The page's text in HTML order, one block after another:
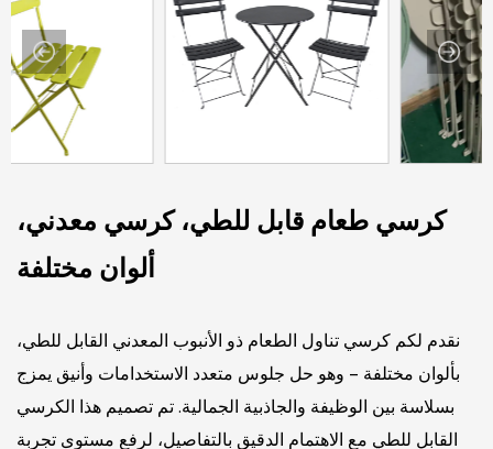
كرسي طعام قابل للطي، كرسي معدني،
ألوان مختلفة
نقدم لكم كرسي تناول الطعام ذو الأنبوب المعدني القابل للطي،
بألوان مختلفة - وهو حل جلوس متعدد الاستخدامات وأنيق يمزج
بسلاسة بين الوظيفة والجاذبية الجمالية. تم تصميم هذا الكرسي
القابل للطي مع الاهتمام الدقيق بالتفاصيل، لرفع مستوى تجربة